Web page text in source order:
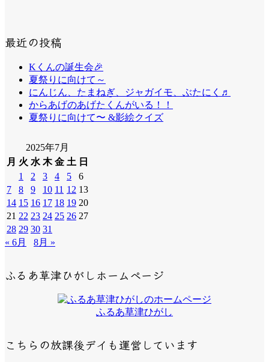
最近の投稿
Kくんの誕生会🎉
夏祭りに向けて～
にんじん、たまねぎ、ジャガイモ、ぶたにく♬
からあげのあげたくんがいる！！
夏祭りに向けて〜 &影絵クイズ
2025年7月
月 火 水 木 金 土 日
1
2 3 4 5
6
7
8 9 10 11 12 13
14 15 16 17 18 19 20
21 22 23 24 25 26 27
28 29 30 31
« 6月
8月 »
ふるあ草津ひがしホームページ
ふるあ草津ひがし
こちらの放課後デイも運営しています